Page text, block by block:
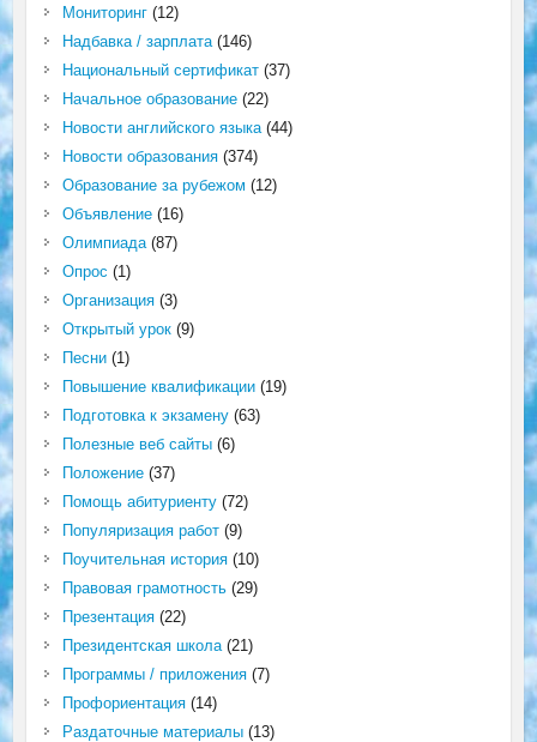
Мониторинг(12)
Надбавка / зарплата(146)
Национальный сертификат(37)
Начальное образование(22)
Новости английского языка(44)
Новости образования(374)
Образование за рубежом (12)
Объявление(16)
Олимпиада(87)
Опрос (1)
Организация(3)
Открытый урок(9)
Песни(1)
Повышение квалификации(19)
Подготовка к экзамену(63)
Полезные веб сайты(6)
Положение(37)
Помощь абитуриенту(72)
Популяризация работ(9)
Поучительная история(10)
Правовая грамотность(29)
Презентация(22)
Президентская школа(21)
Программы / приложения(7)
Профориентация(14)
Раздаточные материалы(13)